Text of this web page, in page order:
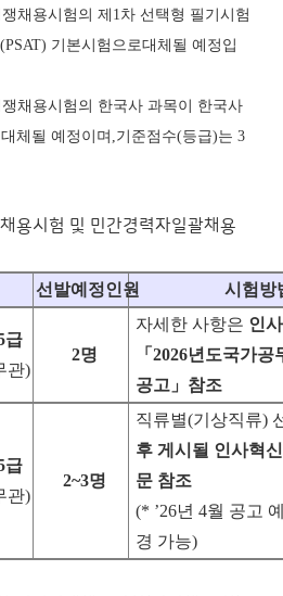
채용시험의 제 1차 선택형 필기시험
(PSAT) 기본시험으로대체될 예정입
채용시험의 한국사 과목이 한국사
체될 예정이며 ,기준점수(등급)는 3
용시험 및 민간경력자일괄채용
선발예정인원 시험방
급
관)
2명
자세한 사항은 인
「 2026년도국가공
공고 」 참조
급
관)
2~3명
직류별(기상직류)
후 게시될 인사혁
문 참조
(* ’26년 4월 공고
경 가능)